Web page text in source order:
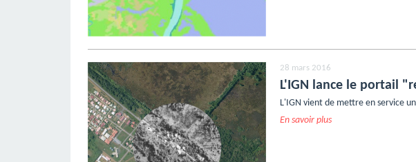
28 mars 2016
L'IGN lance le portail
L'IGN vient de mettre en service
En savoir plus